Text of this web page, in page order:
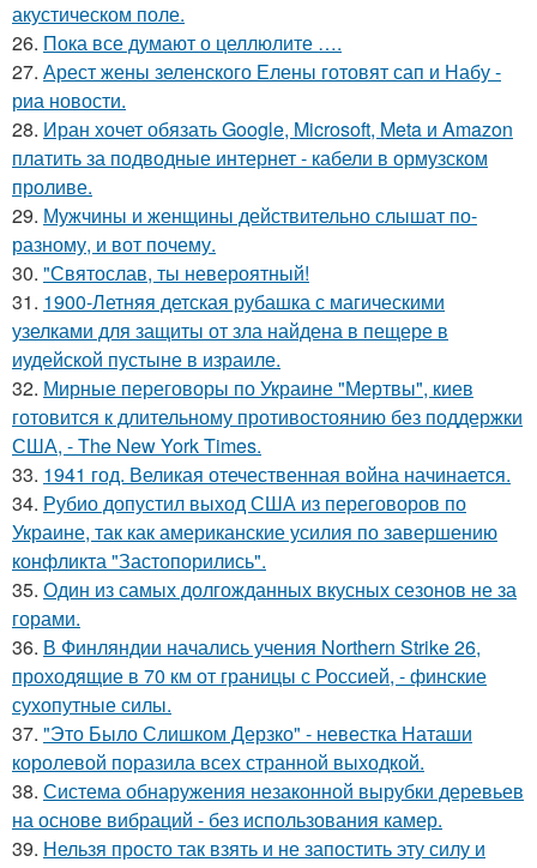
акустическом поле.
26. Пока все думают о целлюлите ….
27. Арест жены зеленского Елены готовят сап и Набу -
риа новости.
28. Иран хочет обязать Google, Microsoft, Meta и Amazon
платить за подводные интернет - кабели в ормузском
проливе.
29. Мужчины и женщины действительно слышат по-
разному, и вот почему.
30. "Святослав, ты невероятный!
31. 1900-Летняя детская рубашка с магическими
узелками для защиты от зла найдена в пещере в
иудейской пустыне в израиле.
32. Мирные переговоры по Украине "Мертвы", киев
готовится к длительному противостоянию без поддержки
США, - The New York Times.
33. 1941 год. Великая отечественная война начинается.
34. Рубио допустил выход США из переговоров по
Украине, так как американские усилия по завершению
конфликта "Застопорились".
35. Один из самых долгожданных вкусных сезонов не за
горами.
36. В Финляндии начались учения Northern Strike 26,
проходящие в 70 км от границы с Россией, - финские
сухопутные силы.
37. "Это Было Слишком Дерзко" - невестка Наташи
королевой поразила всех странной выходкой.
38. Система обнаружения незаконной вырубки деревьев
на основе вибраций - без использования камер.
39. Нельзя просто так взять и не запостить эту силу и